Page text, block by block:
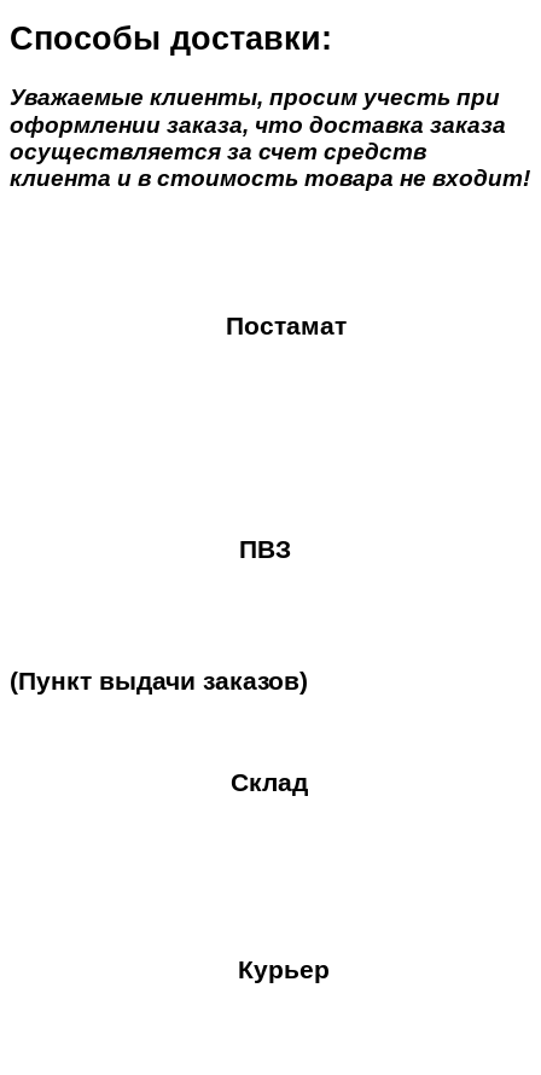
Способы доставки:
Уважаемые клиенты, просим учесть при
оформлении заказа, что доставка заказа
осуществляется за счет средств
клиента и в стоимость товара не входит!
Постамат
ПВЗ
(Пункт выдачи заказов)
Склад
Курьер